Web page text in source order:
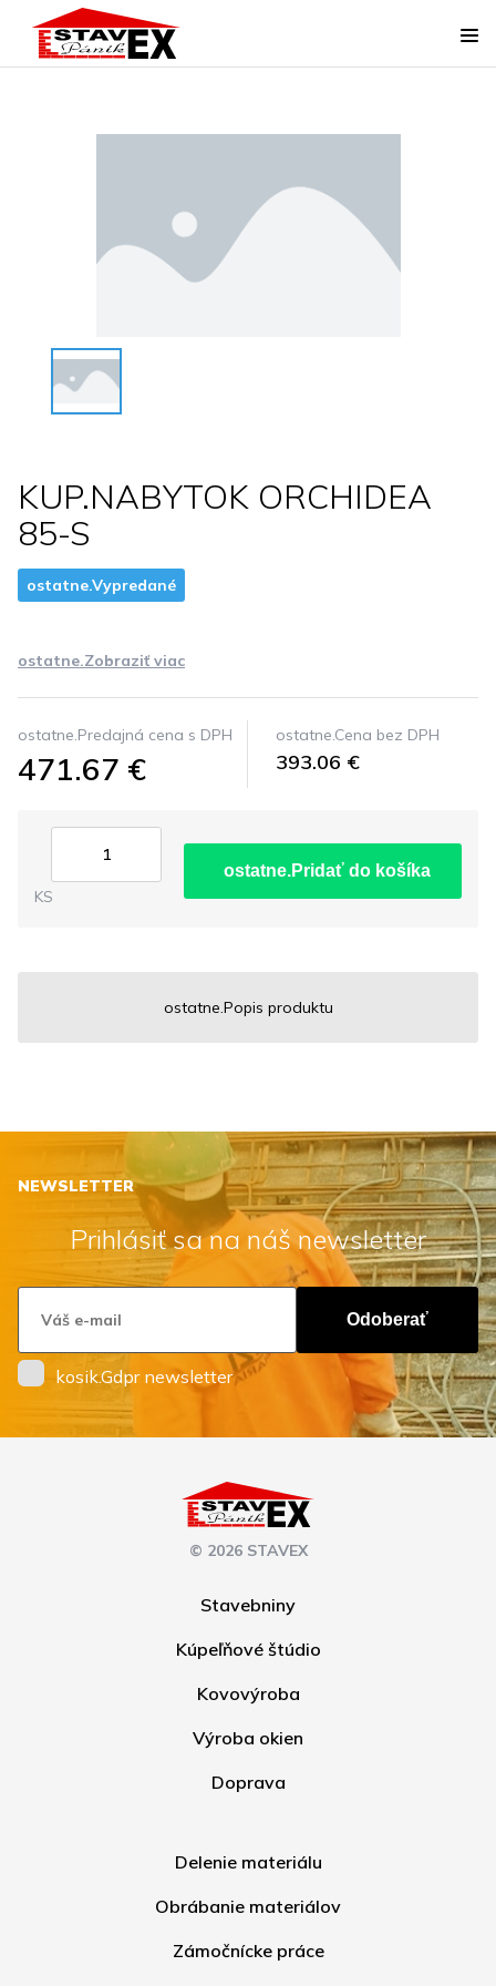
KUP.NABYTOK ORCHIDEA
85-S
ostatne.Vypredané
ostatne.Zobraziť viac
ostatne.Predajná cena s DPH
471.67 €
ostatne.Cena bez DPH
393.06 €
KS
ostatne.Pridať do košíka
ostatne.Popis produktu
NEWSLETTER
Prihlásiť sa na náš newsletter
Odoberať
kosik.Gdpr newsletter
© 2026 STAVEX
Stavebniny
Kúpeľňové štúdio
Kovovýroba
Výroba okien
Doprava
Delenie materiálu
Obrábanie materiálov
Zámočnícke práce